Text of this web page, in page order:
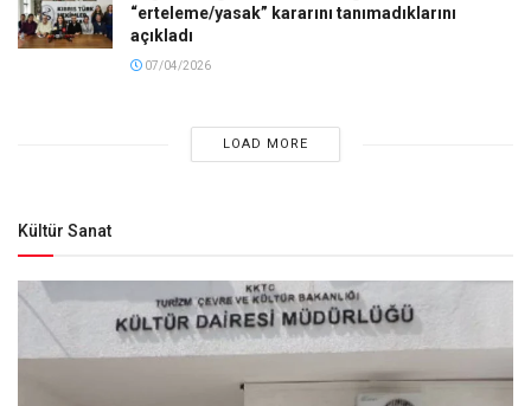
“erteleme/yasak” kararını tanımadıklarını
açıkladı
07/04/2026
LOAD MORE
Kültür Sanat